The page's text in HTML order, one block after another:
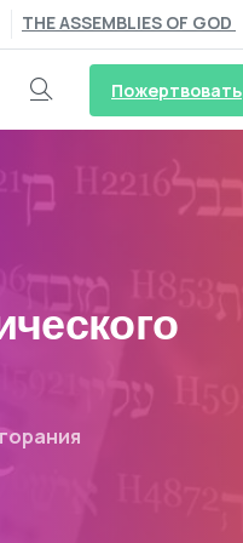
THE ASSEMBLIES OF GOD
Пожертвовать